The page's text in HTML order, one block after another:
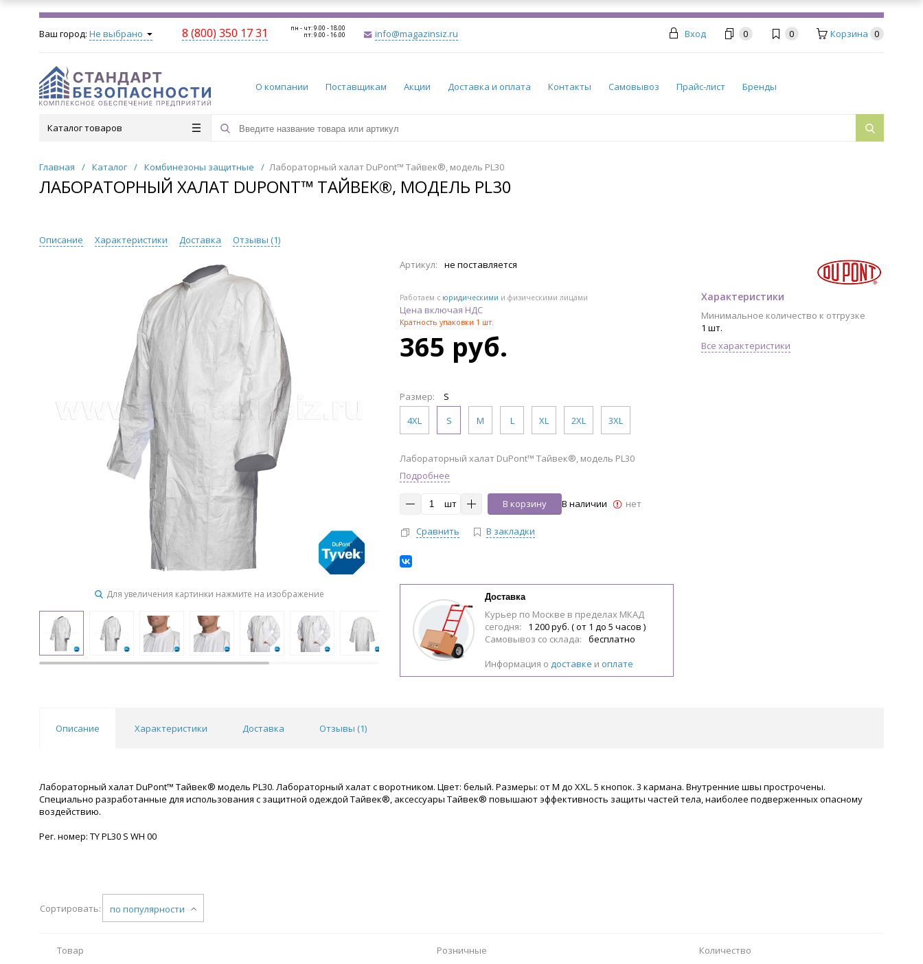
Ваш город: Не выбрано 8 (800) 350 17 31 пн - чт: 9.00 - 18.00
пт: 9.00 - 16.00 info@magazinsiz.ru Вход 0 0 Корзина 0
О компании Поставщикам Акции Доставка и оплата Контакты Самовывоз Прайс-лист Бренды
Каталог товаров
Главная / Каталог / Комбинезоны защитные / Лабораторный халат DuPont™ Тайвек®, модель PL30
ЛАБОРАТОРНЫЙ ХАЛАТ DUPONT™ ТАЙВЕК®, МОДЕЛЬ PL30
Описание Характеристики Доставка Отзывы (1)
Для увеличения картинки нажмите на изображение
Артикул: не поставляется
Работаем с юридическими и физическими лицами
Цена включая НДС
Кратность упаковки 1 шт.
365 руб.
Размер:
S
4XL
S M L XL 2XL 3XL
Характеристики
Минимальное количество к отгрузке
1 шт.
Все характеристики
Лабораторный халат DuPont™ Тайвек®, модель PL30
Подробнее
шт В корзину В наличии нет
Сравнить В закладки
Доставка
Курьер по Москве в пределах МКАД
сегодня:
1 200 руб. ( от 1 до 5 часов )
Самовывоз со склада:
бесплатно
Информация о доставке и оплате
Описание Характеристики Доставка Отзывы (1)
Лабораторный халат DuPont™ Тайвек® модель PL30. Лабораторный халат с воротником. Цвет: белый. Размеры: от М до XXL. 5 кнопок. 3 кармана. Внутренние швы прострочены.
Специально разработанные для использования с защитной одеждой Тайвек®, аксессуары Тайвек® повышают эффективность защиты частей тела, наиболее подверженных опасному
воздействию.
Рег. номер: TY PL30 S WH 00
Сортировать: по популярности
Товар Розничные Количество